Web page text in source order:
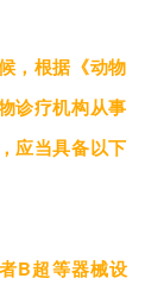
，根据《动物
诊疗机构从事
应当具备以下
B超等器械设